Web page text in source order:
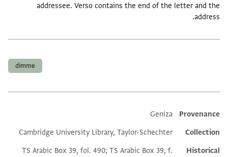
addressee. Verso contains the end of the letter and the
address.
dimme
Additional metadata
Provenance
Geniza
Collection
Cambridge University Library, Taylor-Schechter
Historical
TS Arabic Box 39, fol. 490; TS Arabic Box 39, f.